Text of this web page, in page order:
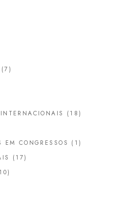
(7)
(18)
EM CONGRESSOS (1)
(17)